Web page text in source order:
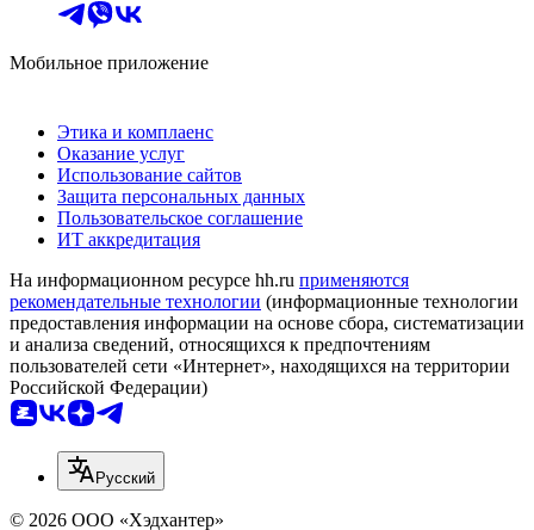
Мобильное приложение
Этика и комплаенс
Оказание услуг
Использование сайтов
Защита персональных данных
Пользовательское соглашение
ИТ аккредитация
На информационном ресурсе hh.ru применяются
рекомендательные технологии (информационные технологии
предоставления информации на основе сбора, систематизации
и анализа сведений, относящихся к предпочтениям
пользователей сети «Интернет», находящихся на территории
Российской Федерации)
Русский
© 2026 ООО «Хэдхантер»